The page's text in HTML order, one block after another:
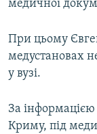
медичної
При цьому
медустановах
у вузі.
За
Криму, під